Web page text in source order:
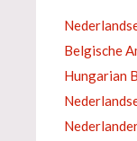
Belgische
Hungarian